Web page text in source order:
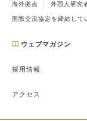
海外拠点 外国人研究
国際交流協定を締結して
ウェブマガジン
採用情報
アクセス